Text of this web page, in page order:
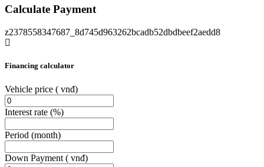
Calculate Payment
z2378558347687_8d745d963262bcadb52dbdbeef2aedd8
Financing calculator
Vehicle price ( vnđ)
Interest rate (%)
Period (month)
Down Payment ( vnđ)